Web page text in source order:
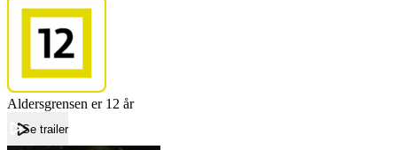
Aldersgrensen er 12 år
Se trailer